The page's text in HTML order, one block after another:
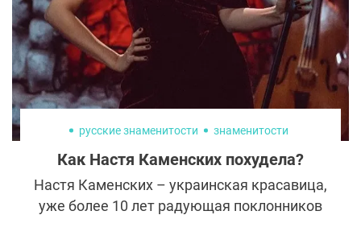
русские знаменитости знаменитости
Как Настя Каменских похудела?
Настя Каменских – украинская красавица,
уже более 10 лет радующая поклонников